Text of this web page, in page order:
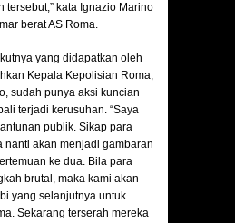
tersebut,” kata Ignazio Marino
berat AS Roma.
yang didapatkan oleh
Kepala Kepolisian Roma,
sudah punya aksi kuncian
terjadi kerusuhan. “Saya
publik. Sikap para
nanti akan menjadi gambaran
ke dua. Bila para
brutal, maka kami akan
yang selanjutnya untuk
Sekarang terserah mereka